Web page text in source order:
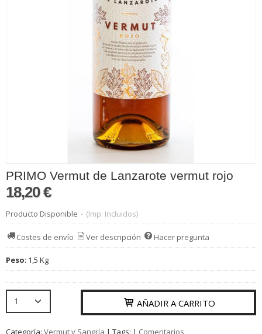
PRIMO Vermut de Lanzarote vermut rojo
18,20 €
Producto Disponible - (Imp. Incluidos)
Costes de envío Ver descripción Hacer pregunta
Peso: 1,5 Kg
AÑADIR A CARRITO
Categoría: Vermut y Sangría | Tags: | Comentarios